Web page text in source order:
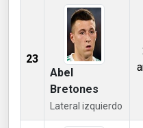
23
Abel
Bretones
Lateral izquierdo